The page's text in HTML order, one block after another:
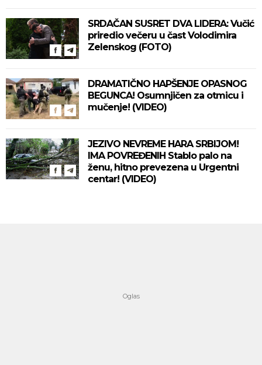
SRDAČAN SUSRET DVA LIDERA: Vučić
priredio večeru u čast Volodimira
Zelenskog (FOTO)
DRAMATIČNO HAPŠENJE OPASNOG
BEGUNCA! Osumnjičen za otmicu i
mučenje! (VIDEO)
JEZIVO NEVREME HARA SRBIJOM!
IMA POVREĐENIH Stablo palo na
ženu, hitno prevezena u Urgentni
centar! (VIDEO)